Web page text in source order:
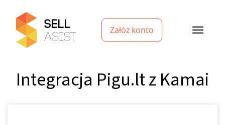
Załóż konto
Integracja Pigu.lt z Kamai